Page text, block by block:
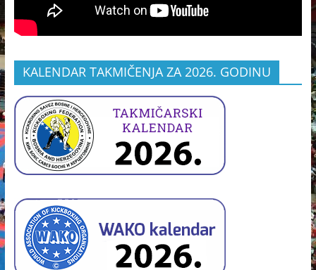
KALENDAR TAKMIČENJA ZA 2026. GODINU